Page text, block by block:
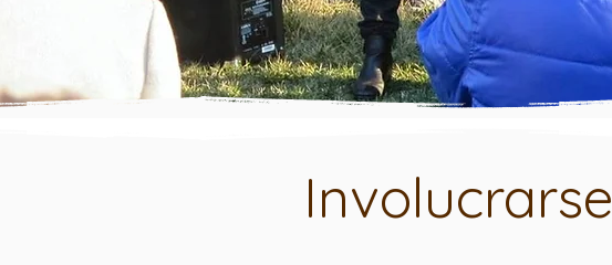
Involucrarse